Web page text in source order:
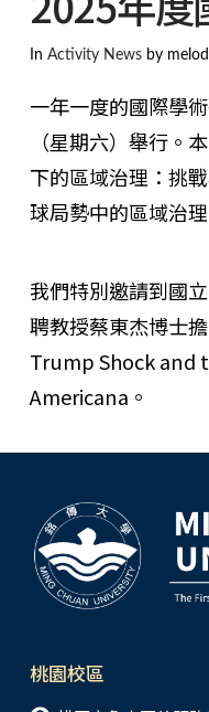
In Activity Newsby
一年一度的國際學
（星期六）舉行。
下的區域治理：挑
球局勢中的區域治
我們特別邀請到國
聘教授蔡東杰博士
Trump Shock and
Americana。
桃園校區